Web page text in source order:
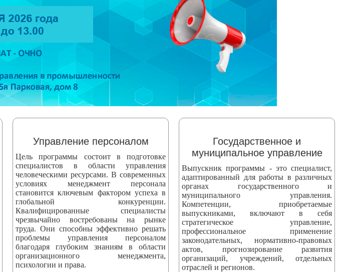
Управление персоналом
Цель программы состоит в подготовке
специалистов в области управления
человеческими ресурсами. В современных
условиях менеджмент персонала
становится ключевым фактором успеха в
глобальной конкуренции.
Квалифицированные специалисты
чрезвычайно востребованы на рынке
труда. Они способны эффективно решать
проблемы управления персоналом
благодаря глубоким знаниям в области
организационного менеджмента,
психологии и права.
Государственное и
муниципальное управление
Выпускник программы - это специалист,
адаптированный для работы в различных
органах государственного и
муниципального управления.
Компетенции, приобретаемые
выпускниками, включают в себя
стратегическое управление,
профессиональное применение
законодательных, нормативно-правовых
актов, прогнозирование развития
организаций, учреждений, отдельных
отраслей и регионов.